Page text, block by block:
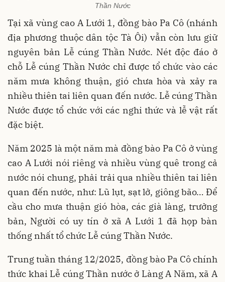
Thần Nước
Tại xã vùng cao A Lưới 1, đồng bào Pa Cô (nhánh
địa phương thuộc dân tộc Tà Ôi) vẫn còn lưu giữ
nguyên bản Lễ cúng Thần Nước. Nét độc đáo ở
chỗ Lễ cúng Thần Nước chỉ được tổ chức vào các
năm mưa không thuận, gió chưa hòa và xảy ra
nhiều thiên tai liên quan đến nước. Lễ cúng Thần
Nước được tổ chức với các nghi thức và lễ vật rất
đặc biệt.
Năm 2025 là một năm mà đồng bào Pa Cô ở vùng
cao A Lưới nói riêng và nhiều vùng quê trong cả
nước nói chung, phải trải qua nhiều thiên tai liên
quan đến nước, như: Lũ lụt, sạt lở, giông bão… Để
cầu cho mưa thuận gió hòa, các già làng, trưởng
bản, Người có uy tín ở xã A Lưới 1 đã họp bàn
thống nhất tổ chức Lễ cúng Thần Nước.
Trung tuần tháng 12/2025, đồng bào Pa Cô chính
thức khai Lễ cúng Thần nước ở Làng A Năm, xã A